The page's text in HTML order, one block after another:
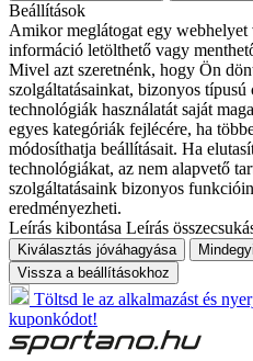
Beállítások
Amikor meglátogat egy webhelyet
információ letölthető vagy
Mivel azt szeretnénk, hogy Ön
szolgáltatásainkat, bizonyos
technológiák használatát saját
egyes kategóriák fejlécére, ha
módosíthatja beállításait. Ha
technológiákat, az nem alapvető
szolgáltatásaink bizonyos
eredményezheti.
Leírás kibontása Leírás
Kiválasztás jóváhagyása
Vissza a beállításokhoz
Töltsd le az alkalmazást és
kuponkódot!